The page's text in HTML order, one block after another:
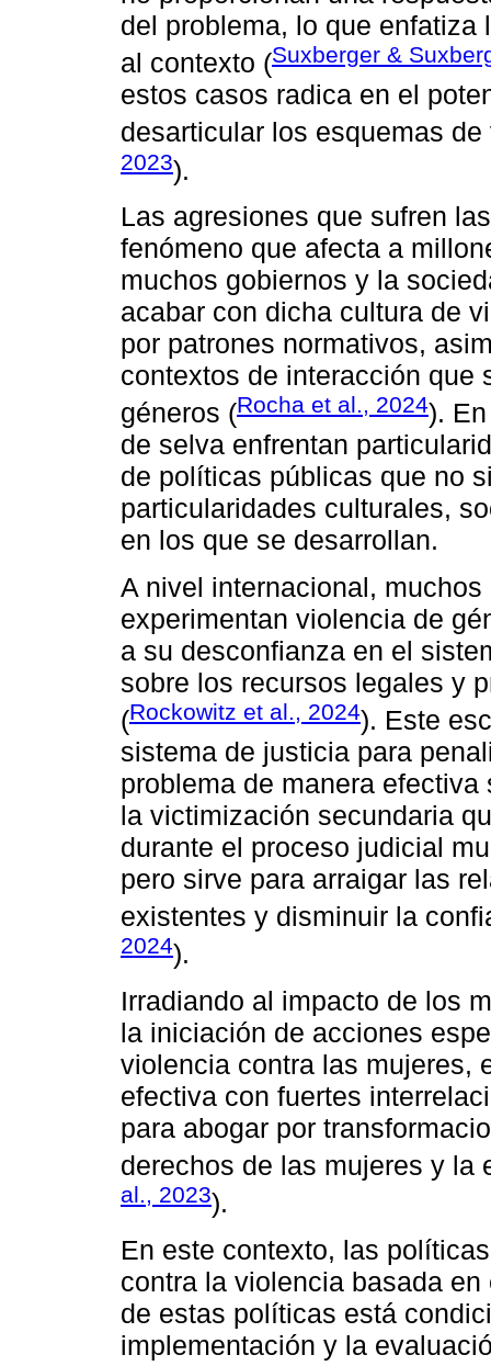
del problema, lo que
al contexto (Suxberger &
estos casos radica en el
desarticular los esquemas
2023).
Las agresiones que sufren
fenómeno que afecta a
muchos gobiernos y la
acabar con dicha cultura de
por patrones normativos,
contextos de interacción que
géneros (Rocha et al., 2024).
de selva enfrentan
de políticas públicas que no
particularidades culturales,
en los que se desarrollan.
A nivel internacional,
experimentan violencia de
a su desconfianza en el
sobre los recursos legales y
(Rockowitz et al., 2024). Este
sistema de justicia para
problema de manera
la victimización secundaria
durante el proceso judicial
pero sirve para arraigar las
existentes y disminuir la
2024).
Irradiando al impacto de los
la iniciación de acciones
violencia contra las mujeres,
efectiva con fuertes
para abogar por
derechos de las mujeres y la
al., 2023).
En este contexto, las
contra la violencia basada
de estas políticas está
implementación y la